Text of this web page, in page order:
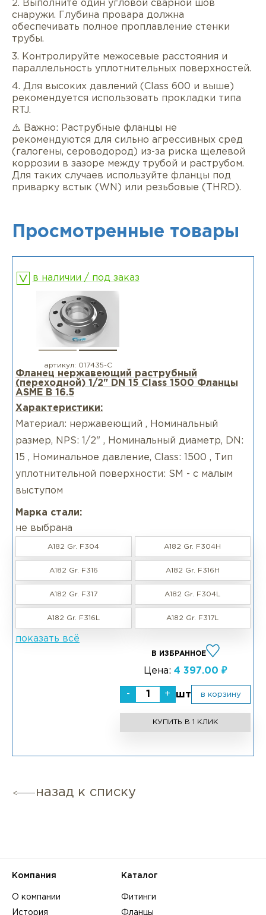
2. Выполните один угловой сварной шов
снаружи. Глубина провара должна
обеспечивать полное проплавление стенки
трубы.
3. Контролируйте межосевые расстояния и
параллельность уплотнительных поверхностей.
4. Для высоких давлений (Class 600 и выше)
рекомендуется использовать прокладки типа
RTJ.
⚠️ Важно: Раструбные фланцы не
рекомендуются для сильно агрессивных сред
(галогены, сероводород) из-за риска щелевой
коррозии в зазоре между трубой и раструбом.
Для таких случаев используйте фланцы под
приварку встык (WN) или резьбовые (THRD).
Просмотренные товары
в наличии / под заказ
артикул: 017435-С
Фланец нержавеющий раструбный
(переходной) 1/2" DN 15 Class 1500 Фланцы
ASME B 16.5
Характеристики:
Материал: нержавеющий , Номинальный
размер, NPS: 1/2" , Номинальный диаметр, DN:
15 , Номинальное давление, Class: 1500 , Тип
уплотнительной поверхности: SM - с малым
выступом
Марка стали:
не выбрана
A182 Gr. F304 A182 Gr. F304H
A182 Gr. F316 A182 Gr. F316H
A182 Gr. F317 A182 Gr. F304L
A182 Gr. F316L A182 Gr. F317L
показать всё
В ИЗБРАННОЕ
Цена: 4 397.00 ₽
- + шт в корзину
КУПИТЬ В 1 КЛИК
назад к списку
Компания
О компании
История
Каталог
Фитинги
Фланцы